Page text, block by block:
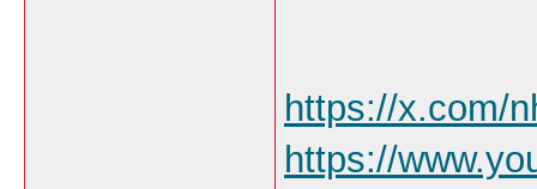
https://x.com/
https://